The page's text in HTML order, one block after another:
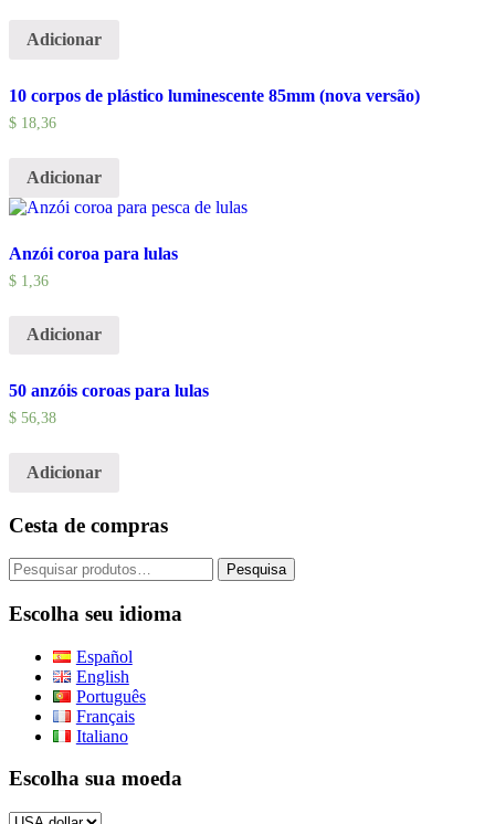
Adicionar
10 corpos de plástico luminescente 85mm (nova versão)
$ 18,36
Adicionar
Anzói coroa para lulas
$ 1,36
Adicionar
50 anzóis coroas para lulas
$ 56,38
Adicionar
Cesta de compras
Pesquisar
por:
Pesquisa
Escolha seu idioma
Español
English
Português
Français
Italiano
Escolha sua moeda